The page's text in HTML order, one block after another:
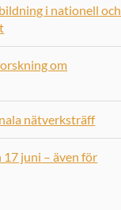
i nationell och
om
nätverksträff
juni – även för